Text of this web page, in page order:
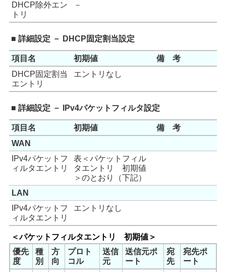
DHCP除外エン
トリ
－
■ 詳細設定 － DHCP固定割当設定
項目名 初期値
備 考
DHCP固定割当
エントリ
エントリなし
■ 詳細設定 － IPv4パケットフィルタ設定
項目名 初期値
備 考
WAN
IPv4パケットフ
ィルタエントリ
表＜パケットフィル
タエントリ 初期値
＞のとおり（下記）
LAN
IPv4パケットフ
ィルタエントリ
エントリなし
＜パケットフィルタエントリ 初期値＞
優先
度
種
別
方
向
プロト
コル
送信
元
送信元ポ
ート
宛
先
宛先ポ
ート